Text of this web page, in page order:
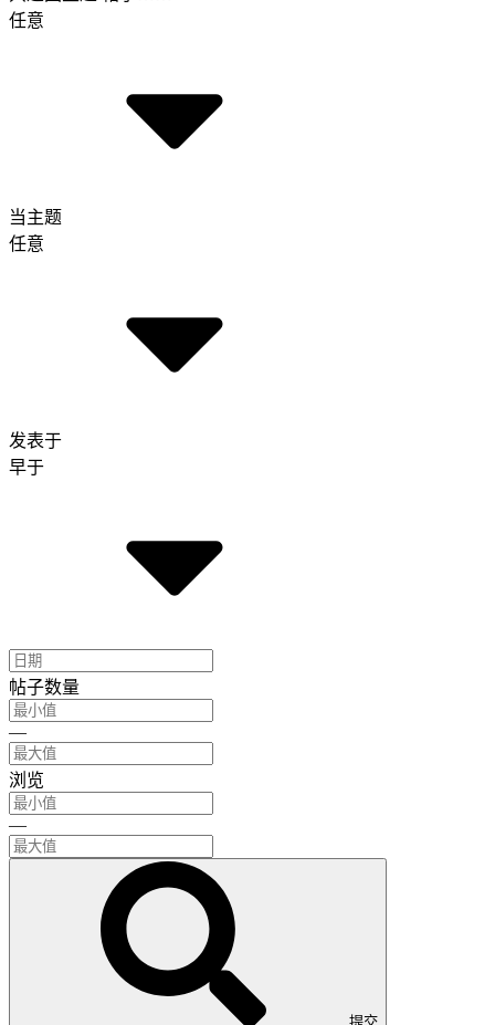
任意
当主题
任意
发表于
早于
帖子数量
—
浏览
—